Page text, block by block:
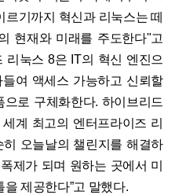
기까지 혁신과 리눅스는 떼
현재와 미래를 주도한다"고
리눅스 8은 IT의 혁신 엔진으
여 액세스 가능하고 신뢰할
로 구체화한다. 하이브리드
계 최고의 엔터프라이즈 리
오늘날의 챌린지를 해결하
제가 되며 원하는 곳에서 미
제공한다”고 말했다.